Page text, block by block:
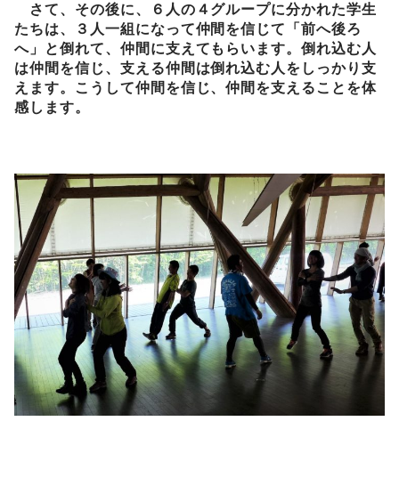
さて、その後に、６人の４グループに分かれた学生
たちは、３人一組になって仲間を信じて「前へ後ろ
へ」と倒れて、仲間に支えてもらいます。倒れ込む人
は仲間を信じ、支える仲間は倒れ込む人をしっかり支
えます。こうして仲間を信じ、仲間を支えることを体
感します。